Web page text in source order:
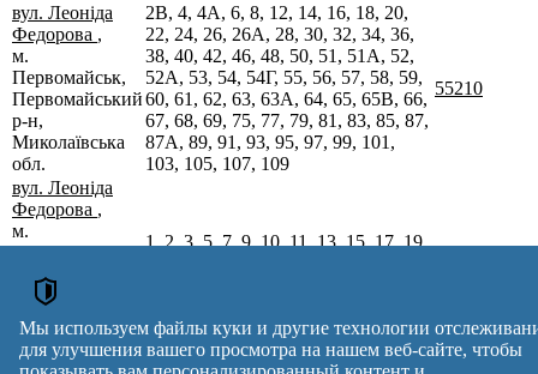
Почтовые индексы Украины. Обновлено : 07-08-2026.
вул. Леоніда
Федорова ,
м.
Первомайськ,
Первомайський
р-н,
Миколаївська
обл.
2В, 4, 4А, 6, 8, 12, 14, 16, 18, 20,
22, 24, 26, 26А, 28, 30, 32, 34, 36,
38, 40, 42, 46, 48, 50, 51, 51А, 52,
52А, 53, 54, 54Г, 55, 56, 57, 58, 59,
60, 61, 62, 63, 63А, 64, 65, 65В, 66,
67, 68, 69, 75, 77, 79, 81, 83, 85, 87,
87А, 89, 91, 93, 95, 97, 99, 101,
103, 105, 107, 109
55210
вул. Леоніда
Федорова ,
м.
Первомайськ,
Первомайський
р-н,
Миколаївська
обл.
1, 2, 3, 5, 7, 9, 10, 11, 13, 15, 17, 19,
Мы используем файлы куки и другие технологии
для улучшения вашего просмотра на нашем веб-сайте, чтобы